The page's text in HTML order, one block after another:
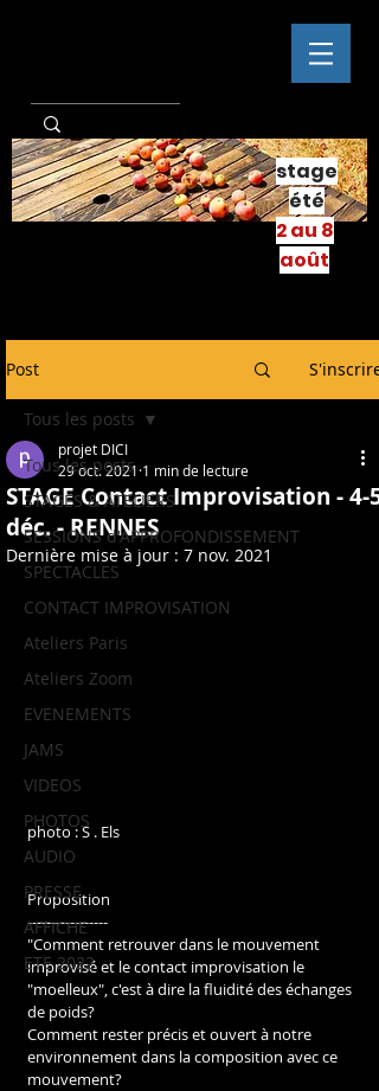
stage
été
2 au 8
août
Post S'inscrire
Tous les posts
STAGES & ATELIERS
SESSIONS d'APPROFONDISSEMENT
SPECTACLES
CONTACT IMPROVISATION
Ateliers Paris
Ateliers Zoom
EVENEMENTS
JAMS
VIDEOS
PHOTOS
AUDIO
PRESSE
AFFICHE
ETE 2022
Tous les posts
STAGE Contact Improvisation - 4-5
déc. - RENNES
projet DICI
29 oct. 2021 1 min de lecture
Dernière mise à jour : 7 nov. 2021
photo : S . Els
Proposition
-----------------
"Comment retrouver dans le mouvement
improvisé et le contact improvisation le
"moelleux", c'est à dire la fluidité des échanges
de poids?
Comment rester précis et ouvert à notre
environnement dans la composition avec ce
mouvement?